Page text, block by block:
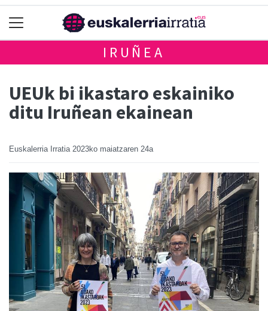
IRUÑEA
UEUk bi ikastaro eskainiko
ditu Iruñean ekainean
Euskalerria Irratia 2023ko maiatzaren 24a